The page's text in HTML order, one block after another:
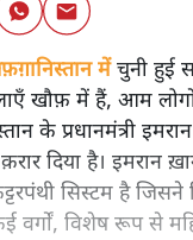
मेंचुनी हुई
खौफ़ में हैं, आम
के प्रधानमंत्री
दिया है। इमरान
सिस्टम है जिसने
वर्गों, विशेष रूप से